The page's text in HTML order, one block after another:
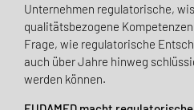
Unternehmen regulatorische,
qualitätsbezogene
Frage, wie regulatorische
auch über Jahre hinweg
werden können.